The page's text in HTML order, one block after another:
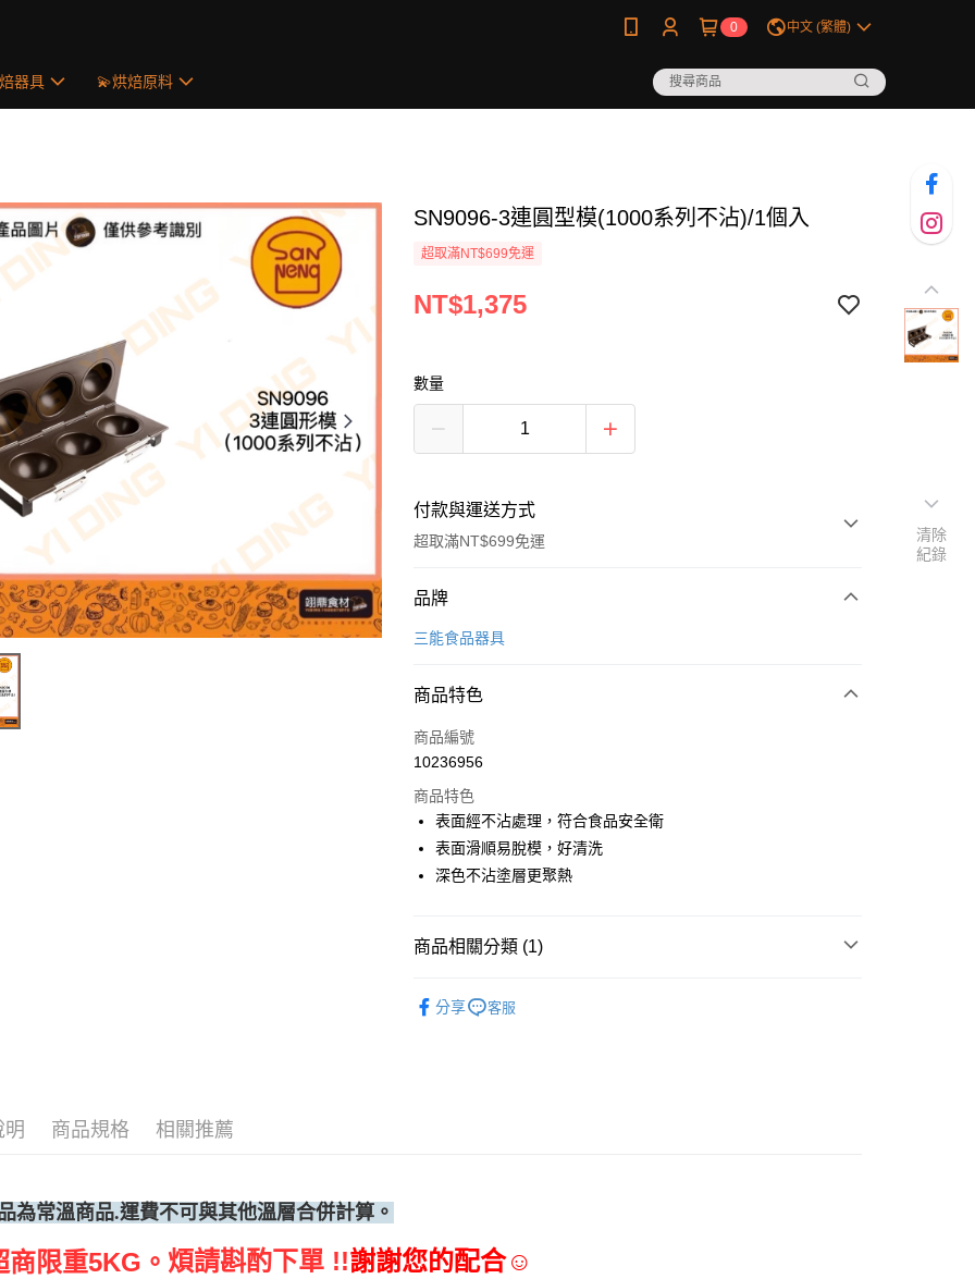
0 中文 (繁體)
器具 💫烘焙原料
SN9096-3連圓型模(1000系列不沾)/1個入
超取滿NT$699免運
NT$1,375
數量
付款與運送方式
超取滿NT$699免運
付款方式
信用卡一次付款
運送方式
• 付款後全家取貨
每筆NT$60，滿NT$699(含以上)免運費
• 付款後7-11取貨
每筆NT$60，滿NT$699(含以上)免運費
每筆NT$250
品牌
三能食品器具
商品特色
商品編號
10236956
商品特色
表面經不沾處理，符合食品安全衛
表面滑順易脫模，好清洗
深色不沾塗層更聚熱
商品相關分類 (1)
分享
客服
明 商品規格 相關推薦
為常溫商品.運費不可與其他溫層合併計算。
商限重5KG。 煩請斟酌下單 !!謝謝您的配合☺
清除
紀錄